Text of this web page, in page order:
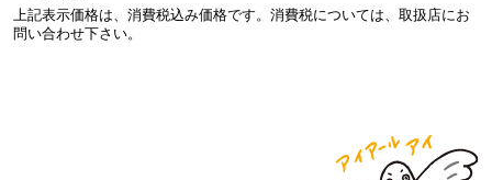
上記表示価格は、消費税込み価格です。消費税については、取扱店にお
問い合わせ下さい。